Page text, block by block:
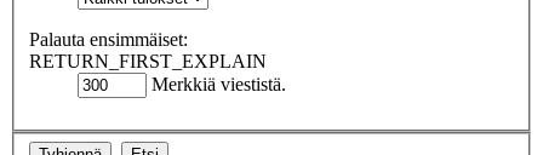
Palauta ensimmäiset:
RETURN_FIRST_EXPLAIN
Merkkiä viestistä.